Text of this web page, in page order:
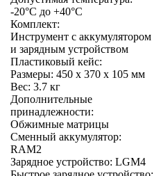
-20°C до +40°C
Комплект:
Инструмент с аккумулятором
и зарядным устройством
Пластиковый кейс:
Размеры: 450 x 370 x 105 мм
Вес: 3.7 кг
Дополнительные
принадлежности:
Обжимные матрицы
Сменный аккумулятор:
RAM2
Зарядное устройство: LGM4